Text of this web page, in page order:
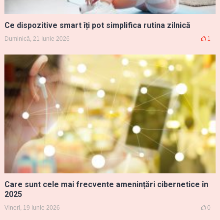
Ce dispozitive smart îți pot simplifica rutina zilnică
Duminică, 21 Iunie 2026 1
Care sunt cele mai frecvente amenințări cibernetice în
2025
Vineri, 19 Iunie 2026 0